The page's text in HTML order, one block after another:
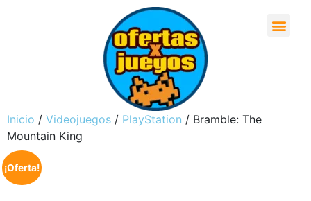
Inicio / Videojuegos / PlayStation / Bramble: The
Mountain King
¡Oferta!